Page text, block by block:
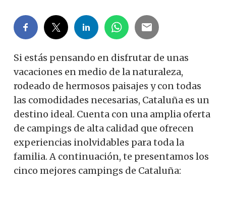
Si estás pensando en disfrutar de unas
vacaciones en medio de la naturaleza,
rodeado de hermosos paisajes y con todas
las comodidades necesarias, Cataluña es un
destino ideal. Cuenta con una amplia oferta
de campings de alta calidad que ofrecen
experiencias inolvidables para toda la
familia. A continuación, te presentamos los
cinco mejores campings de Cataluña: